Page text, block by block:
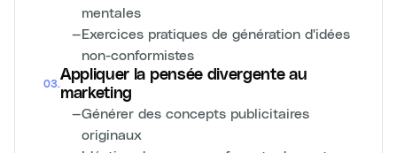
mentales
—Exercices pratiques de génération d'idées
non-conformistes
03.
Appliquer la pensée divergente au
marketing
—Générer des concepts publicitaires
originaux